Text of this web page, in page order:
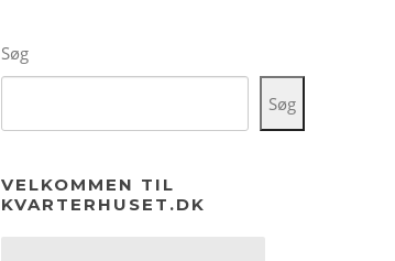
Søg
Søg
VELKOMMEN TIL
KVARTERHUSET.DK